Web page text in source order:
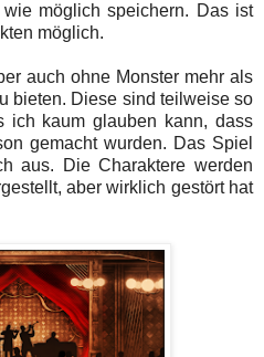
möglich speichern. Das ist
möglich.
auch ohne Monster mehr als
bieten. Diese sind teilweise so
ich kaum glauben kann, dass
gemacht wurden. Das Spiel
aus. Die Charaktere werden
aber wirklich gestört hat